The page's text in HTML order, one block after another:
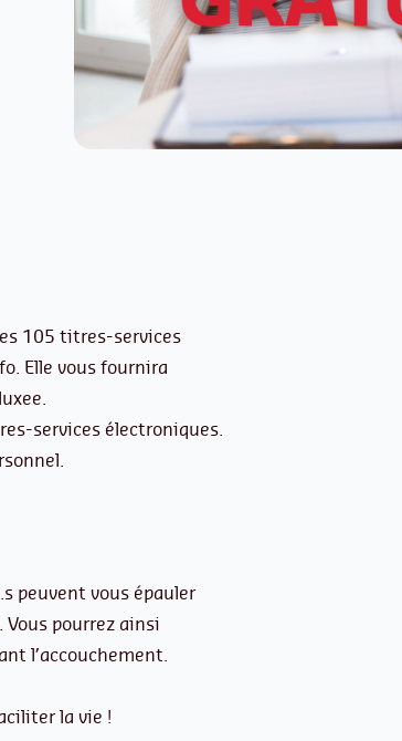
105 titres-services
Elle vous fournira
services électroniques.
peuvent vous épauler
pourrez ainsi
l’accouchement.
la vie !